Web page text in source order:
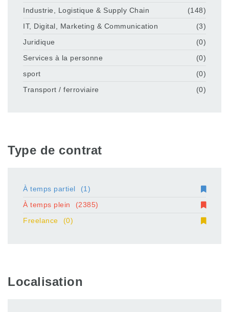
Industrie, Logistique & Supply Chain
(148)
IT, Digital, Marketing & Communication
(3)
Juridique
(0)
Services à la personne
(0)
sport
(0)
Transport / ferroviaire
(0)
Type de contrat
À temps partiel
(1)
À temps plein
(2385)
Freelance
(0)
Localisation